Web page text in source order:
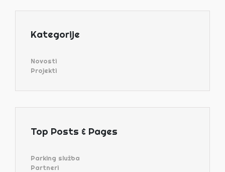
Kategorije
Novosti
Projekti
Top Posts & Pages
Parking služba
Partneri